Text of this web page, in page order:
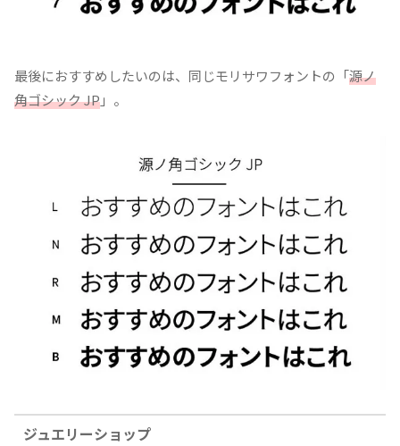
最後におすすめしたいのは、同じモリサワフォントの「源ノ
角ゴシック JP」。
ジュエリーショップ